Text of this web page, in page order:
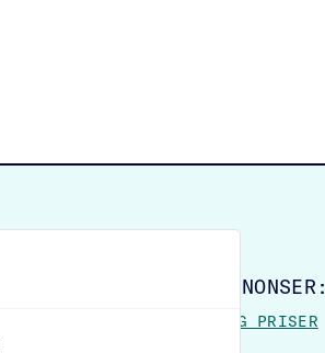
STILLINGSANNONSER:
INFORMASJON OG PRISER